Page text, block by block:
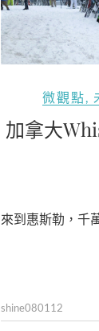
微觀點,
加拿大
來到惠斯勒，千
shine080112